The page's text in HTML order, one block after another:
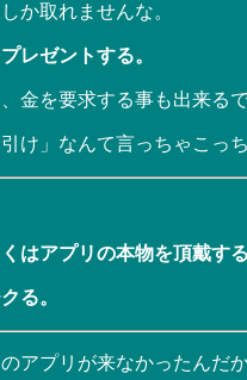
か取れませんな。
レゼントする。
金を要求する事も出来る
け」なんて言っちゃこっ
はアプリの本物を頂戴する
る。
アプリが来なかったんだ